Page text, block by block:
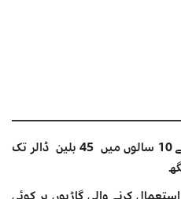
بھارت کی خلائی معیشت اگلے 10 سالوں میں 45 بلین ڈالر تک